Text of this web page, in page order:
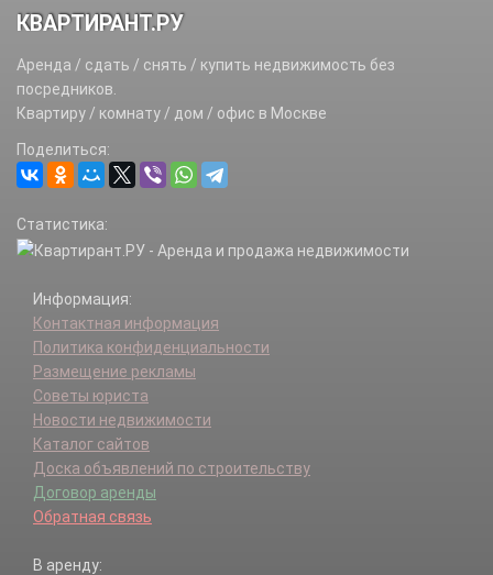
Изваринской школы п.
Ликова д.
Лукино п.
Минвнешторга п.
Мичуринец п.
Переделкино п.
Пыхтино д.
Санаторий N10 п.
Санаторий N39 п.
Санатория N14 п.
Станции Внуково п.
ТИЗ Ново-Внуково нп.
Шельбутово д.
КВАРТИРАНТ.РУ
Аренда / сдать / снять / купить недвижимость без
посредников.
Квартиру / комнату / дом / офис в Москве
Поделиться:
Статистика:
Информация:
Контактная информация
Политика конфиденциальности
Размещение рекламы
Советы юриста
Новости недвижимости
Каталог сайтов
Доска объявлений по строительству
Договор аренды
Обратная связь
В аренду: